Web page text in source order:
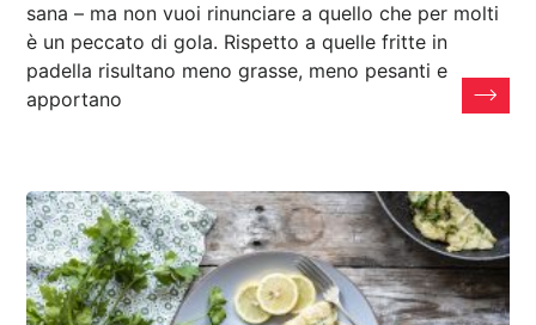
sana – ma non vuoi rinunciare a quello che per molti
è un peccato di gola. Rispetto a quelle fritte in
padella risultano meno grasse, meno pesanti e
apportano